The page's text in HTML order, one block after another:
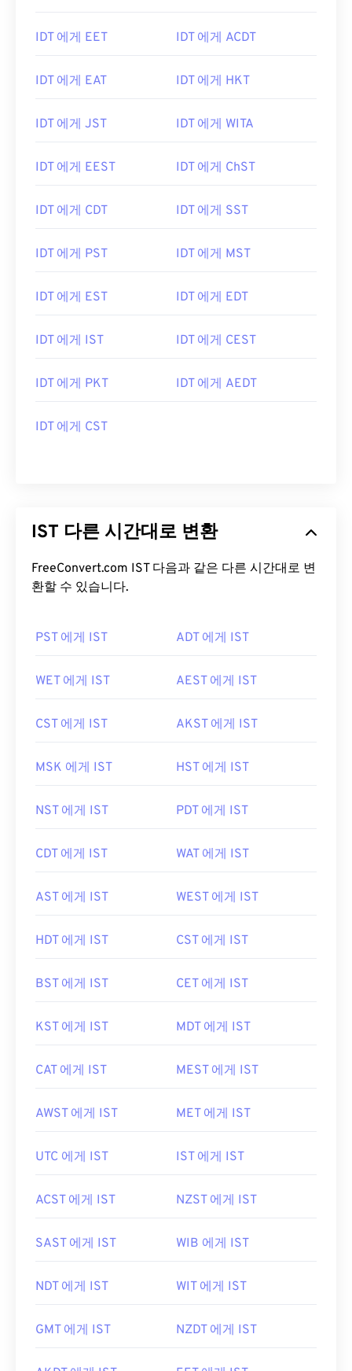
IDT 에게 EET IDT 에게 ACDT
IDT 에게 EAT IDT 에게 HKT
IDT 에게 JST IDT 에게 WITA
IDT 에게 EEST IDT 에게 ChST
IDT 에게 CDT IDT 에게 SST
IDT 에게 PST IDT 에게 MST
IDT 에게 EST IDT 에게 EDT
IDT 에게 IST IDT 에게 CEST
IDT 에게 PKT IDT 에게 AEDT
IDT 에게 CST
IST 다른 시간대로 변환
FreeConvert.com IST 다음과 같은 다른 시간대로 변
환할 수 있습니다.
PST 에게 IST ADT 에게 IST
WET 에게 IST AEST 에게 IST
CST 에게 IST AKST 에게 IST
MSK 에게 IST HST 에게 IST
NST 에게 IST PDT 에게 IST
CDT 에게 IST WAT 에게 IST
AST 에게 IST WEST 에게 IST
HDT 에게 IST CST 에게 IST
BST 에게 IST CET 에게 IST
KST 에게 IST MDT 에게 IST
CAT 에게 IST MEST 에게 IST
AWST 에게 IST MET 에게 IST
UTC 에게 IST IST 에게 IST
ACST 에게 IST NZST 에게 IST
SAST 에게 IST WIB 에게 IST
NDT 에게 IST WIT 에게 IST
GMT 에게 IST NZDT 에게 IST